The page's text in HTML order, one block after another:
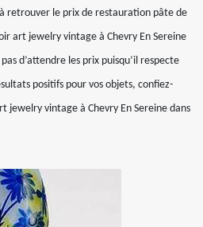
retrouver le prix de restauration pâte de
art jewelry vintage à Chevry En Sereine
d’attendre les prix puisqu’il respecte
positifs pour vos objets, confiez-
jewelry vintage à Chevry En Sereine dans